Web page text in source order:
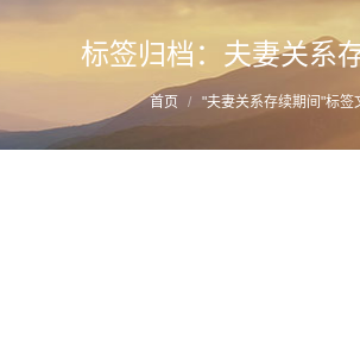
标签归档： 夫妻关系
首页 "夫妻关系存续期间"标签